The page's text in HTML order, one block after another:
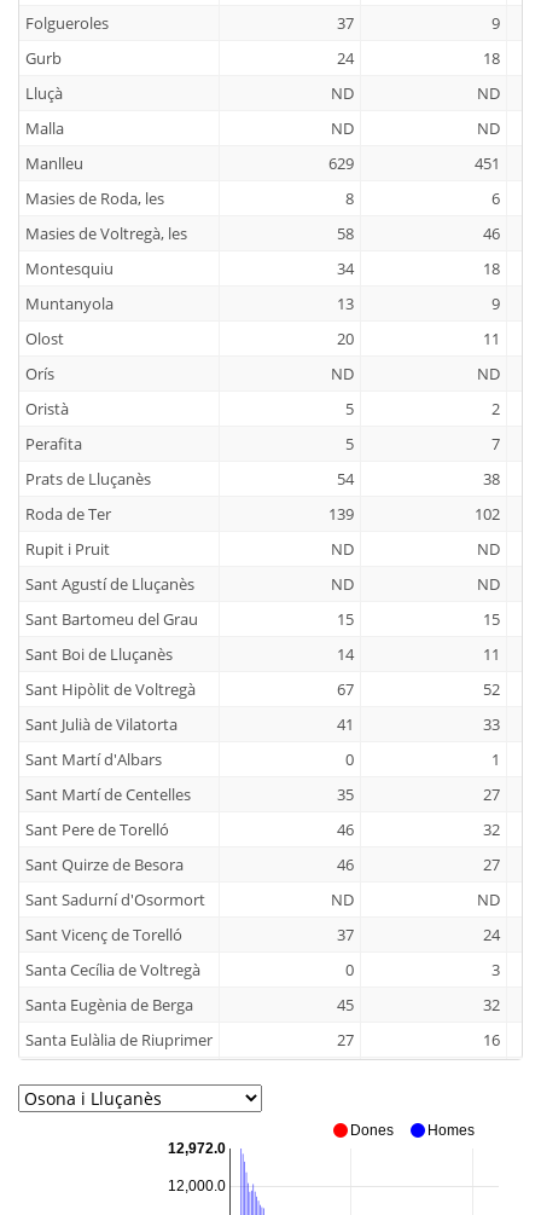
Folgueroles
37
9
Gurb
24
18
Lluçà
ND
ND
Malla
ND
ND
Manlleu
629
451
Masies de Roda, les
8
6
Masies de Voltregà, les
58
46
Montesquiu
34
18
Muntanyola
13
9
Olost
20
11
Orís
ND
ND
Oristà
5
2
Perafita
5
7
Prats de Lluçanès
54
38
Roda de Ter
139
102
Rupit i Pruit
ND
ND
Sant Agustí de Lluçanès
ND
ND
Sant Bartomeu del Grau
15
15
Sant Boi de Lluçanès
14
11
Sant Hipòlit de Voltregà
67
52
Sant Julià de Vilatorta
41
33
Sant Martí d'Albars
0
1
Sant Martí de Centelles
35
27
Sant Pere de Torelló
46
32
Sant Quirze de Besora
46
27
Sant Sadurní d'Osormort
ND
ND
Sant Vicenç de Torelló
37
24
Santa Cecília de Voltregà
0
3
Santa Eugènia de Berga
45
32
Santa Eulàlia de Riuprimer
27
16
Seva
ND
12,000.0
12,972.0
Dones Homes